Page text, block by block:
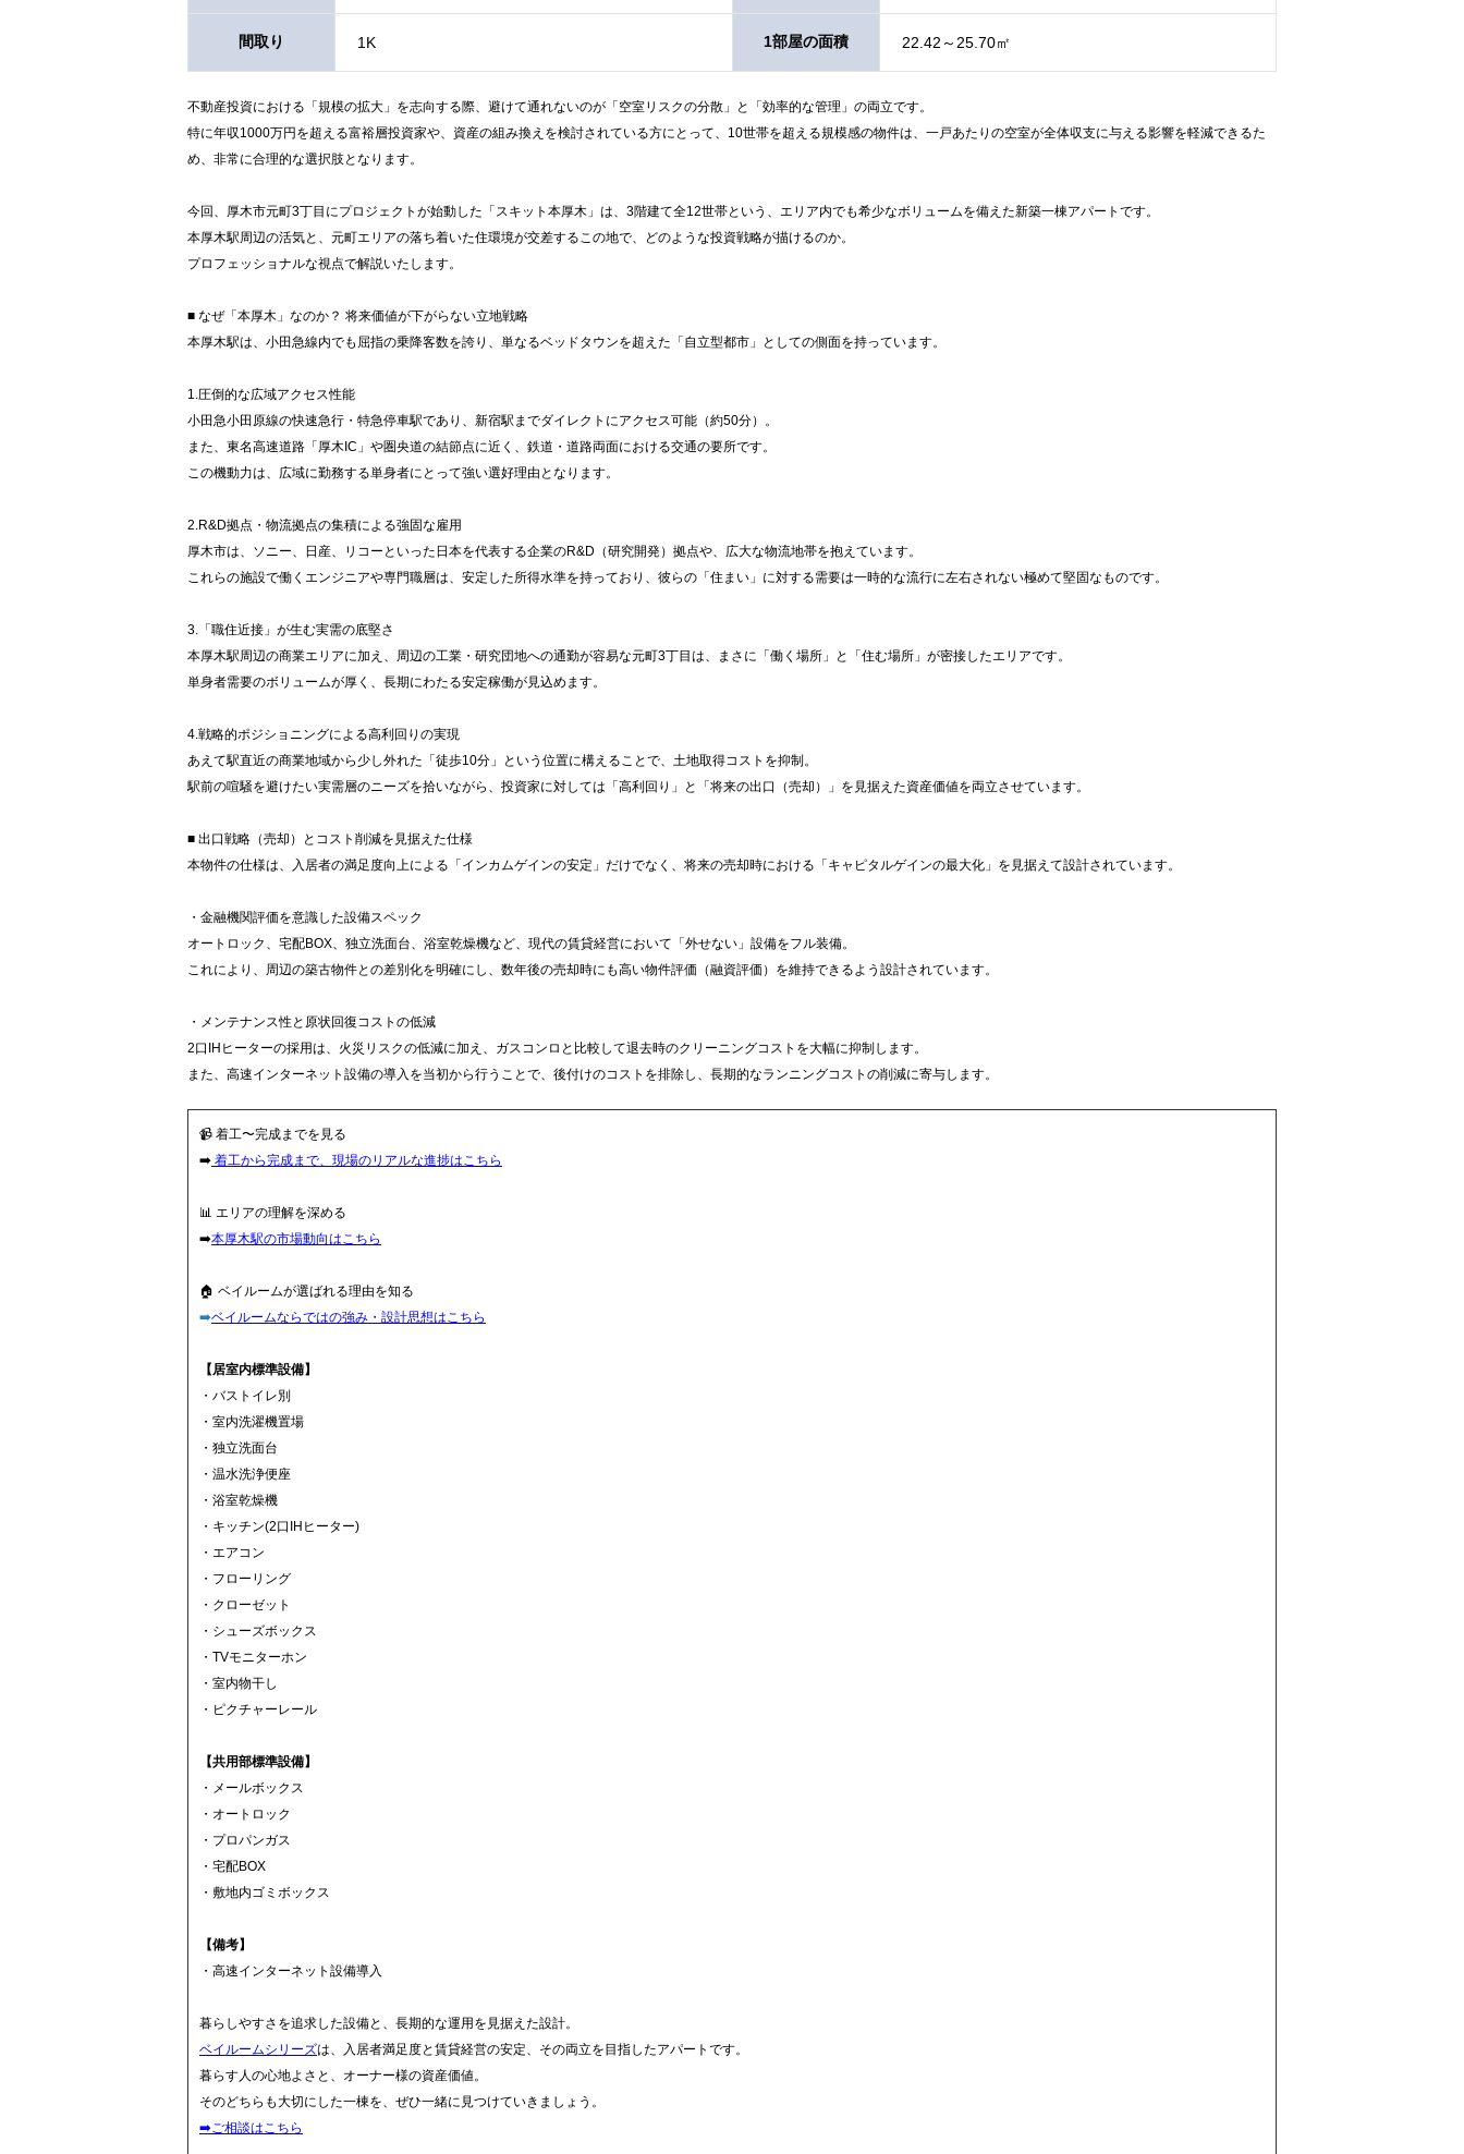
間取り 1K 1部屋の面積 22.42～25.70㎡
不動産投資における「規模の拡大」を志向する際、避けて通れないのが「空室リスクの分散」と「効率的な管理」の両立です。
特に年収1000万円を超える富裕層投資家や、資産の組み換えを検討されている方にとって、10世帯を超える規模感の物件は、一戸あたりの空室が全体収支に与える影響を軽減できるた
め、非常に合理的な選択肢となります。
今回、厚木市元町3丁目にプロジェクトが始動した「スキット本厚木」は、3階建て全12世帯という、エリア内でも希少なボリュームを備えた新築一棟アパートです。
本厚木駅周辺の活気と、元町エリアの落ち着いた住環境が交差するこの地で、どのような投資戦略が描けるのか。
プロフェッショナルな視点で解説いたします。
■ なぜ「本厚木」なのか？ 将来価値が下がらない立地戦略
本厚木駅は、小田急線内でも屈指の乗降客数を誇り、単なるベッドタウンを超えた「自立型都市」としての側面を持っています。
1.圧倒的な広域アクセス性能
小田急小田原線の快速急行・特急停車駅であり、新宿駅までダイレクトにアクセス可能（約50分）。
また、東名高速道路「厚木IC」や圏央道の結節点に近く、鉄道・道路両面における交通の要所です。
この機動力は、広域に勤務する単身者にとって強い選好理由となります。
2.R&D拠点・物流拠点の集積による強固な雇用
厚木市は、ソニー、日産、リコーといった日本を代表する企業のR&D（研究開発）拠点や、広大な物流地帯を抱えています。
これらの施設で働くエンジニアや専門職層は、安定した所得水準を持っており、彼らの「住まい」に対する需要は一時的な流行に左右されない極めて堅固なものです。
3.「職住近接」が生む実需の底堅さ
本厚木駅周辺の商業エリアに加え、周辺の工業・研究団地への通勤が容易な元町3丁目は、まさに「働く場所」と「住む場所」が密接したエリアです。
単身者需要のボリュームが厚く、長期にわたる安定稼働が見込めます。
4.戦略的ポジショニングによる高利回りの実現
あえて駅直近の商業地域から少し外れた「徒歩10分」という位置に構えることで、土地取得コストを抑制。
駅前の喧騒を避けたい実需層のニーズを拾いながら、投資家に対しては「高利回り」と「将来の出口（売却）」を見据えた資産価値を両立させています。
■ 出口戦略（売却）とコスト削減を見据えた仕様
本物件の仕様は、入居者の満足度向上による「インカムゲインの安定」だけでなく、将来の売却時における「キャピタルゲインの最大化」を見据えて設計されています。
・金融機関評価を意識した設備スペック
オートロック、宅配BOX、独立洗面台、浴室乾燥機など、現代の賃貸経営において「外せない」設備をフル装備。
これにより、周辺の築古物件との差別化を明確にし、数年後の売却時にも高い物件評価（融資評価）を維持できるよう設計されています。
・メンテナンス性と原状回復コストの低減
2口IHヒーターの採用は、火災リスクの低減に加え、ガスコンロと比較して退去時のクリーニングコストを大幅に抑制します。
また、高速インターネット設備の導入を当初から行うことで、後付けのコストを排除し、長期的なランニングコストの削減に寄与します。
📹 着工〜完成までを見る
➡️ 着工から完成まで、現場のリアルな進捗はこちら
📊 エリアの理解を深める
➡️本厚木駅の市場動向はこちら
🏠 ベイルームが選ばれる理由を知る
➡️ベイルームならではの強み・設計思想はこちら
【居室内標準設備】
・バストイレ別
・室内洗濯機置場
・独立洗面台
・温水洗浄便座
・浴室乾燥機
・キッチン(2口IHヒーター)
・エアコン
・フローリング
・クローゼット
・シューズボックス
・TVモニターホン
・室内物干し
・ピクチャーレール
【共用部標準設備】
・メールボックス
・オートロック
・プロパンガス
・宅配BOX
・敷地内ゴミボックス
【備考】
・高速インターネット設備導入
暮らしやすさを追求した設備と、長期的な運用を見据えた設計。
ベイルームシリーズは、入居者満足度と賃貸経営の安定、その両立を目指したアパートです。
暮らす人の心地よさと、オーナー様の資産価値。
そのどちらも大切にした一棟を、ぜひ一緒に見つけていきましょう。
➡️ご相談はこちら